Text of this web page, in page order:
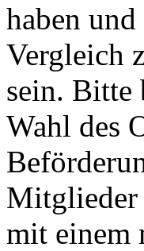
haben
Vergleich
sein. Bitte
Wahl des
Mitglieder
mit einem